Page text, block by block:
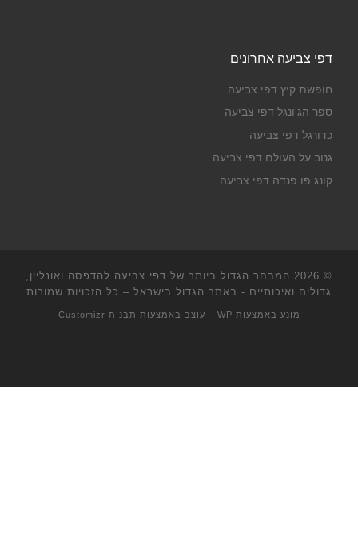
דפי צביעה אחרונים
חופשת קיץ דפי צביעה
ספר הג'ונגל דפי צביעה
כדורגל דפי צביעה
גנוב על העולם דפי צביעה
קונג פו פנדה דפי צביעה
© 2026
המבחר הגדול ביותר של דפי צביעה להדפסה ואונליין,
גדולים ואיכותיים - באתר הגדול בישראל – כל הזכויות שמורות
מונע באמצעות WP – עוצב באמצעות תבנית Customizr